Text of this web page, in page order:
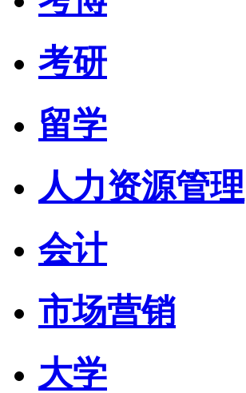
考研
留学
人力资源管理
会计
市场营销
大学